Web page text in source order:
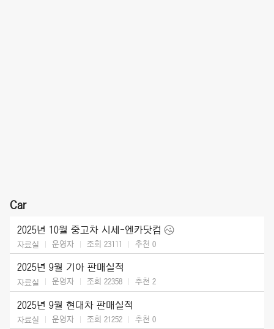
Car
2025년 10월 중고차 시세-엔카닷컴
자료실 운영자 조회 23111 추천 0
2025년 9월 기아 판매실적
자료실 운영자 조회 22358 추천 2
2025년 9월 현대차 판매실적
자료실 운영자 조회 21252 추천 0